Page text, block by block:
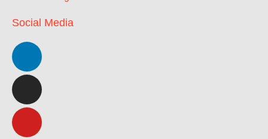
Social Media